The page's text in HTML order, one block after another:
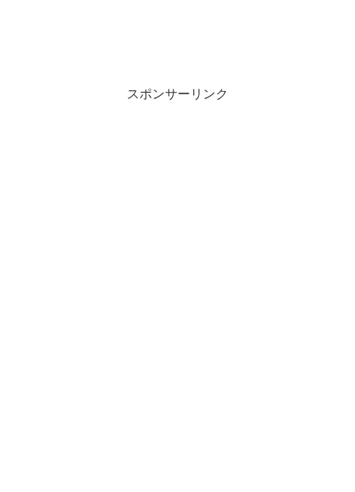
スポンサーリンク